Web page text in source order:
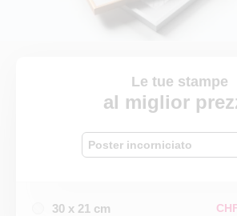
Le tue stampe
al miglior
Poster incorniciato
30 x 21 cm